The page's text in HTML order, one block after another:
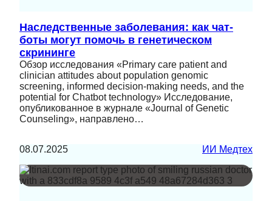
Наследственные заболевания: как чат-
боты могут помочь в генетическом
скрининге
Обзор исследования «Primary care patient and
clinician attitudes about population genomic
screening, informed decision-making needs, and the
potential for Chatbot technology» Исследование,
опубликованное в журнале «Journal of Genetic
Counseling», направлено…
08.07.2025 ИИ Медтех